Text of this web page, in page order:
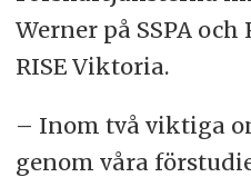
Werner på SSPA
RISE Viktoria.
– Inom två viktiga
genom våra